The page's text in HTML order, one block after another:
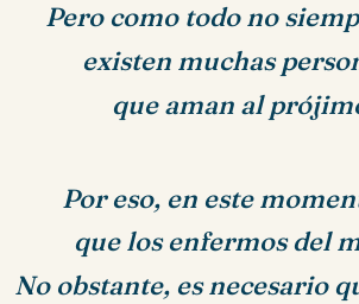
Pero como todo no
existen muchas
que aman al
Por eso, en este
que los enfermos del
No obstante, es necesario